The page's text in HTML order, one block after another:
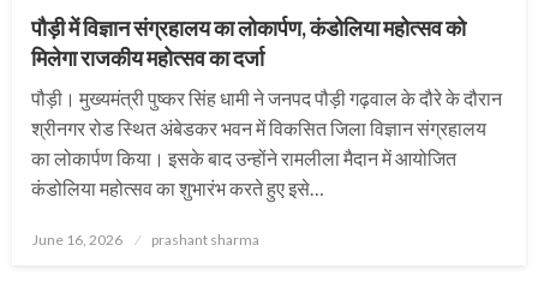
पौड़ी में विज्ञान संग्रहालय का लोकार्पण, कंडोलिया महोत्सव को
मिलेगा राजकीय महोत्सव का दर्जा
पौड़ी। मुख्यमंत्री पुष्कर सिंह धामी ने जनपद पौड़ी गढ़वाल के दौरे के दौरान
श्रीनगर रोड स्थित अंबेडकर भवन में विकसित जिला विज्ञान संग्रहालय
का लोकार्पण किया। इसके बाद उन्होंने रामलीला मैदान में आयोजित
कंडोलिया महोत्सव का शुभारंभ करते हुए इसे…
Posted
June 16, 2026 prashant sharma